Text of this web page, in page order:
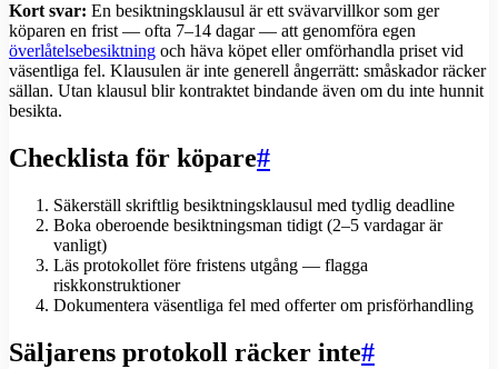
Kort svar: En besiktningsklausul är ett svävarvillkor som ger
köparen en frist — ofta 7–14 dagar — att genomföra egen
överlåtelsebesiktning och häva köpet eller omförhandla priset vid
väsentliga fel. Klausulen är inte generell ångerrätt: småskador räcker
sällan. Utan klausul blir kontraktet bindande även om du inte hunnit
besikta.
Checklista för köpare#
Säkerställ skriftlig besiktningsklausul med tydlig deadline
Boka oberoende besiktningsman tidigt (2–5 vardagar är
vanligt)
Läs protokollet före fristens utgång — flagga
riskkonstruktioner
Dokumentera väsentliga fel med offerter om prisförhandling
Säljarens protokoll räcker inte#